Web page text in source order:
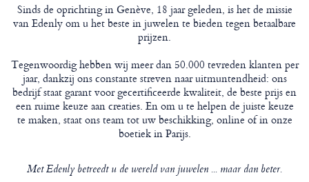
Sinds de oprichting in Genève, 18 jaar geleden, is het de missie
van Edenly om u het beste in juwelen te bieden tegen betaalbare
prijzen.
Tegenwoordig hebben wij meer dan 50.000 tevreden klanten per
jaar, dankzij ons constante streven naar uitmuntendheid: ons
bedrijf staat garant voor gecertificeerde kwaliteit, de beste prijs en
een ruime keuze aan creaties. En om u te helpen de juiste keuze
te maken, staat ons team tot uw beschikking, online of in onze
boetiek in Parijs.
Met Edenly betreedt u de wereld van juwelen ... maar dan beter.